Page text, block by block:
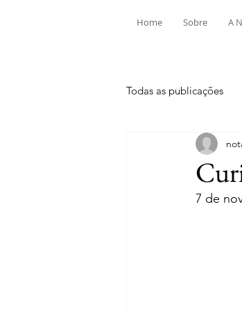
Home Sobre A
Todas as publicações
Aldeia do Mato e
Mouriscas7 de